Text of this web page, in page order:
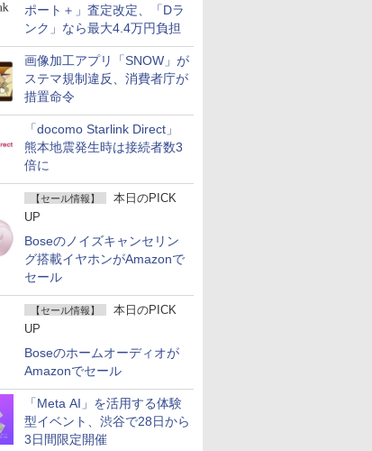
ポート＋」査定改定、「Dラ
ンク」なら最大4.4万円負担
画像加工アプリ「SNOW」が
ステマ規制違反、消費者庁が
措置命令
「docomo Starlink Direct」
熊本地震発生時は接続者数3
倍に
【セール情報】
本日のPICK
UP
Boseのノイズキャンセリン
グ搭載イヤホンがAmazonで
セール
【セール情報】
本日のPICK
UP
Boseのホームオーディオが
Amazonでセール
「Meta AI」を活用する体験
型イベント、渋谷で28日から
3日間限定開催